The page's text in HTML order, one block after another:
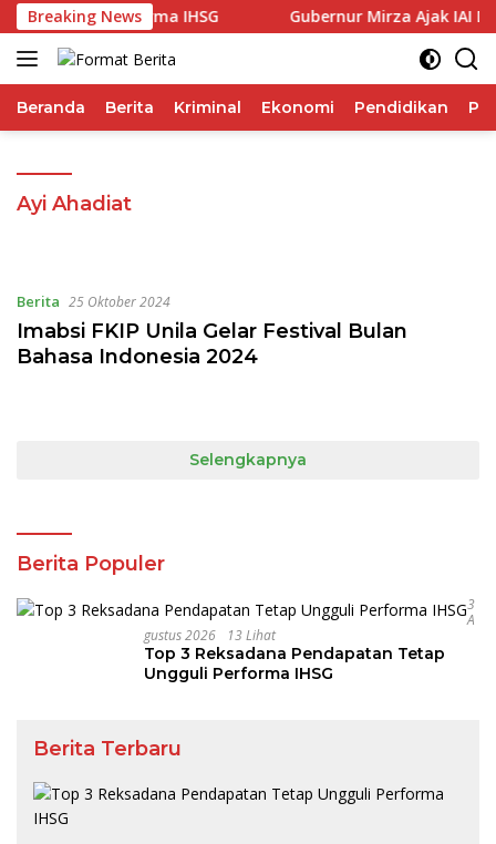
Langsung
ke
konten
Breaking News
Ungguli Performa IHSG Gubernur Mirza Ajak IAI
Beranda Berita Kriminal Ekonomi Pendidikan
Ayi Ahadiat
Berita 25 Oktober 2024
Imabsi FKIP Unila Gelar Festival Bulan
Bahasa Indonesia 2024
Selengkapnya
Berita Populer
3
A
Gustus 2026
13 Lihat
Top 3 Reksadana Pendapatan Tetap
Ungguli Performa IHSG
Berita Terbaru